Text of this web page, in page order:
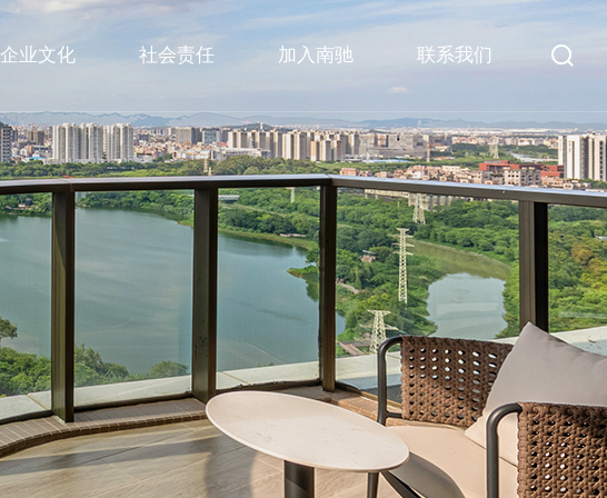
企业文化 社会责任 加入南驰 联系我们